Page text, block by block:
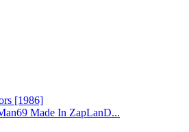
[1986]
Made In ZapLanD...